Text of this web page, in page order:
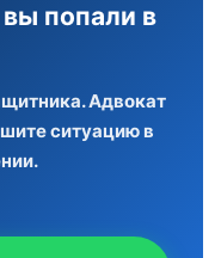
попали в
Адвокат
ситуацию в